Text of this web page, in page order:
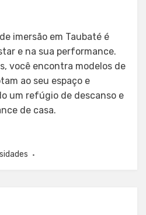
imersão em Taubaté é
e na sua performance.
você encontra modelos de
ao seu espaço e
um refúgio de descanso e
de casa.